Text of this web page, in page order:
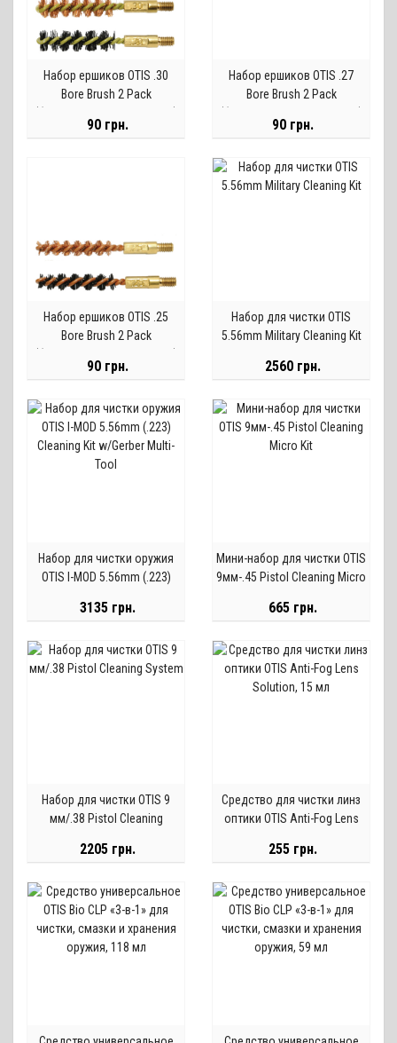
Набор ершиков OTIS .30
Bore Brush 2 Pack
(бронзовый и нейлоновый)
90 грн.
Набор ершиков OTIS .27
Bore Brush 2 Pack
(бронзовый и нейлоновый)
90 грн.
Набор ершиков OTIS .25
Bore Brush 2 Pack
(бронзовый и нейлоновый)
90 грн.
Набор для чистки OTIS
5.56mm Military Cleaning Kit
2560 грн.
Набор для чистки оружия
OTIS I-MOD 5.56mm (.223)
Tool
3135 грн.
Мини-набор для чистки OTIS
9мм-.45 Pistol Cleaning Micro
665 грн.
Набор для чистки OTIS 9
мм/.38 Pistol Cleaning
2205 грн.
Средство для чистки линз
оптики OTIS Anti-Fog Lens
255 грн.